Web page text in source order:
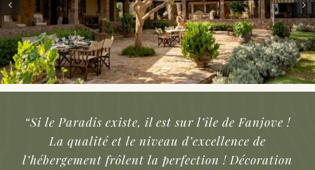
“Si le Paradis existe, il est sur l’île de Fanjove !
La qualité et le niveau d’excellence de
l’hébergement frôlent la perfection ! Décoration